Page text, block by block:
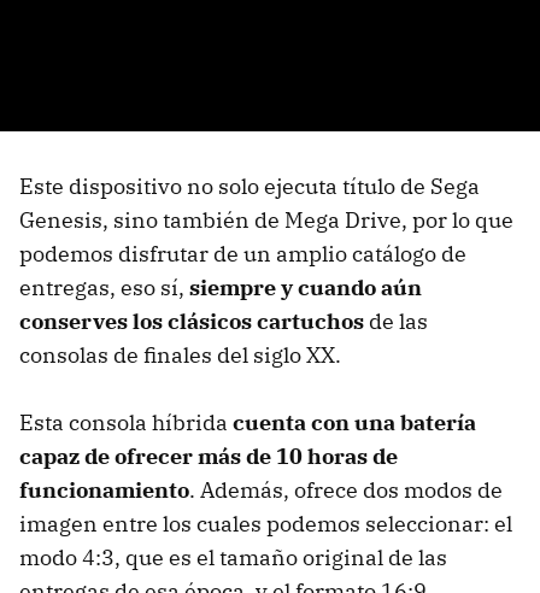
Este dispositivo no solo ejecuta título de Sega
Genesis, sino también de Mega Drive, por lo que
podemos disfrutar de un amplio catálogo de
entregas, eso sí, siempre y cuando aún
conserves los clásicos cartuchos de las
consolas de finales del siglo XX.
Esta consola híbrida cuenta con una batería
capaz de ofrecer más de 10 horas de
funcionamiento. Además, ofrece dos modos de
imagen entre los cuales podemos seleccionar: el
modo 4:3, que es el tamaño original de las